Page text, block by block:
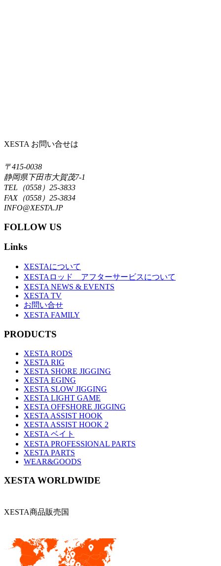
XESTA お問い合せは
〒415-0038
静岡県下田市大賀茂7-1
TEL（0558）25-3833
FAX（0558）25-3834
INFO@XESTA.JP
FOLLOW US
Links
XESTAについて
XESTAロッド アフターサービスについて
XESTA NEWS & EVENTS
XESTA TV
お問い合せ
XESTA FAMILY
PRODUCTS
XESTA RODS
XESTA RIG
XESTA SHORE JIGGING
XESTA EGING
XESTA SLOW JIGGING
XESTA LIGHT GAME
XESTA OFFSHORE JIGGING
XESTA ASSIST HOOK
XESTA ASSIST HOOK 2
XESTA ベイト
XESTA PROFESSIONAL PARTS
XESTA PARTS
WEAR&GOODS
XESTA WORLDWIDE
XESTA商品販売国